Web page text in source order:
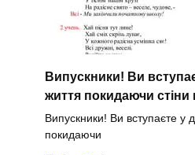
Випускники! Ви
життя покидаючи стіни
Випускники! Ви вступаєте у
покидаючи